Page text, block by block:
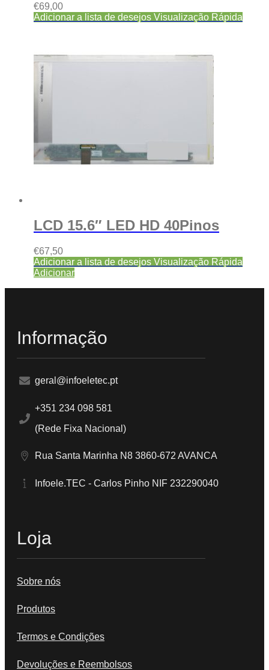
€69,00
Adicionar a lista de desejos Visualização Rápida
LCD 15.6″ LED HD 40Pinos
€67,50
Adicionar a lista de desejos Visualização Rápida
Adicionar
Informação
geral@infoeletec.pt
+351 234 098 581
(Rede Fixa Nacional)
Rua Santa Marinha N8 3860-672 AVANCA
Infoele.TEC - Carlos Pinho NIF 232290040
Loja
Sobre nós
Produtos
Termos e Condições
Devoluções e Reembolsos